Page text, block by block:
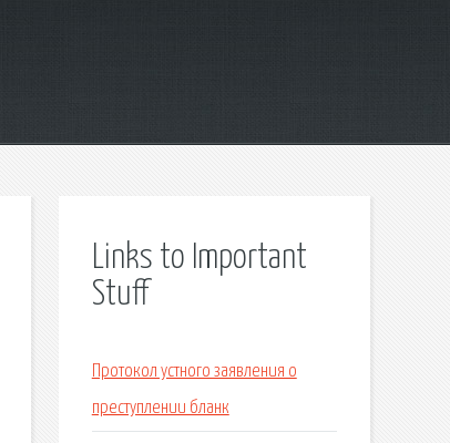
Links to Important
Stuff
Протокол устного заявления о
преступлении бланк